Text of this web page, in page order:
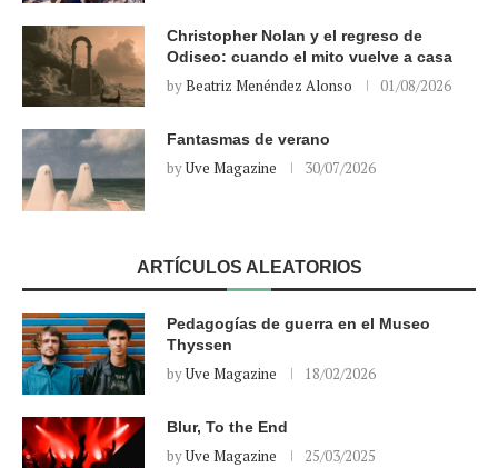
Christopher Nolan y el regreso de
Odiseo: cuando el mito vuelve a casa
byBeatriz Menéndez Alonso 01/08/2026
Fantasmas de verano
byUve Magazine 30/07/2026
ARTÍCULOS ALEATORIOS
Pedagogías de guerra en el Museo
Thyssen
byUve Magazine 18/02/2026
Blur, To the End
byUve Magazine 25/03/2025